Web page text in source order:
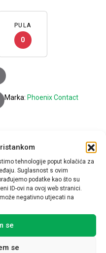
tehnologije poput kolačića za
Suglasnost s ovim
podatke kao što su
ID-ovi na ovoj web stranici.
negativno utjecati na
se
se
PULA
0
produžnih tuljaka.
Marka: Phoenix Contact